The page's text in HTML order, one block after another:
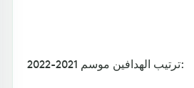
ترتيب الهدافين موسم 2021-2022: